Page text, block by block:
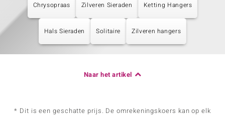
Chrysopraas Zilveren Sieraden Ketting Hangers
Hals Sieraden Solitaire Zilveren hangers
Naar het artikel
* Dit is een geschatte prijs. De omrekeningskoers kan op elk